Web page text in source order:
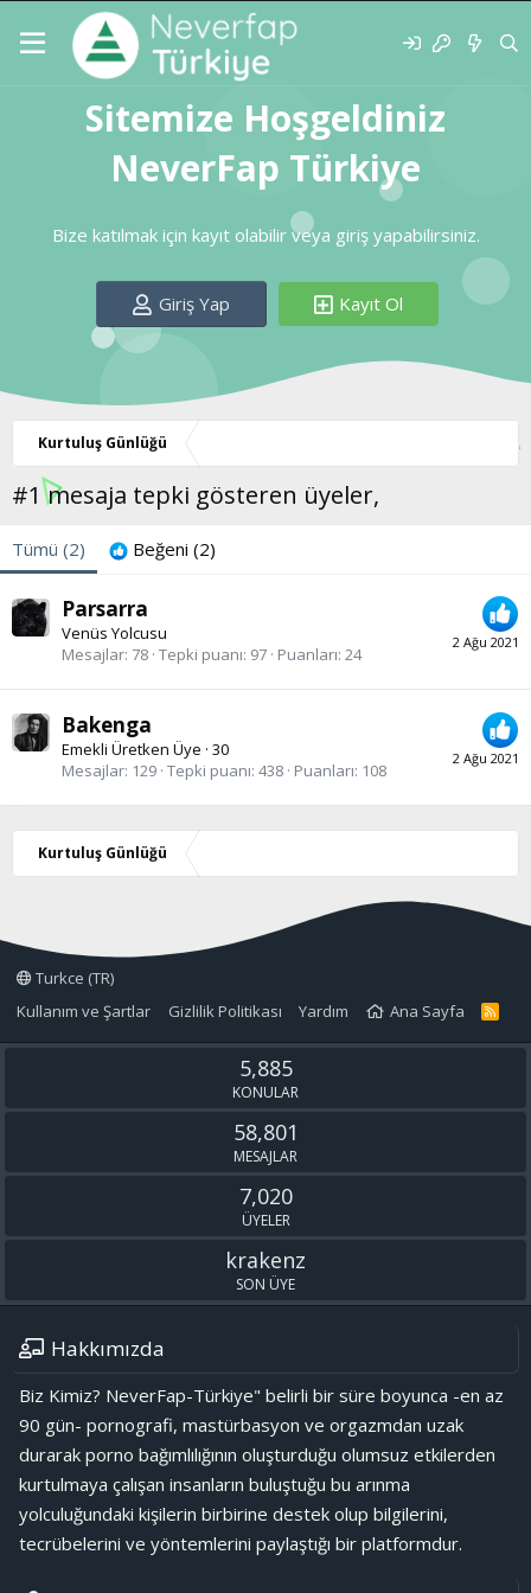
Sitemize Hoşgeldiniz
NeverFap Türkiye
Bize katılmak için kayıt olabilir veya giriş yapabilirsiniz.
Giriş Yap Kayıt Ol
Kurtuluş Günlüğü
#1 mesaja tepki gösteren üyeler,
Tümü (2) Beğeni (2)
2 Ağu 2021
Parsarra
Venüs Yolcusu
Mesajlar 78 Tepki puanı 97 Puanları 24
2 Ağu 2021
Bakenga
Emekli Üretken Üye · 30
Mesajlar 129 Tepki puanı 438 Puanları 108
Kurtuluş Günlüğü
Turkce (TR)
Kullanım ve Şartlar
Gizlilik Politikası Yardım Ana Sayfa
R
S
5,885
KONULAR
58,801
MESAJLAR
7,020
ÜYELER
krakenz
SON ÜYE
Hakkımızda
Biz Kimiz? NeverFap-Türkiye" belirli bir süre boyunca -en az
90 gün- pornografi, mastürbasyon ve orgazmdan uzak
durarak porno bağımlılığının oluşturduğu olumsuz etkilerden
kurtulmaya çalışan insanların buluştuğu bu arınma
yolculuğundaki kişilerin birbirine destek olup bilgilerini,
tecrübelerini ve yöntemlerini paylaştığı bir platformdur.